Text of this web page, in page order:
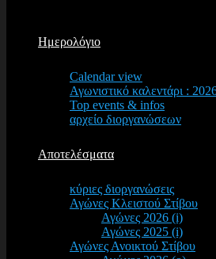
Ημερολόγιο
Calendar view
Αγωνιστικό καλεντάρι :
Top events & infos
αρχείο διοργανώσεων
Αποτελέσματα
κύριες διοργανώσεις
Αγώνες Κλειστού Στίβου
Αγώνες 2026 (i)
Αγώνες 2025 (i)
Αγώνες Ανοικτού Στίβου